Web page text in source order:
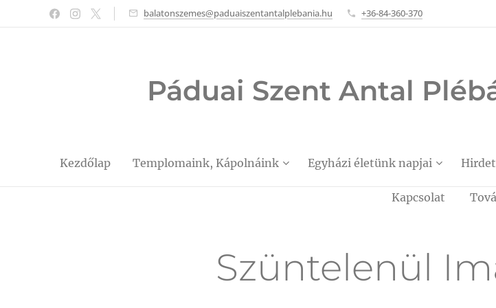
balatonszemes@paduaiszentantalplebania.hu +36-84-360-370
Páduai Szent Antal
Kezdőlap Templomaink, Kápolnáink Egyházi életünk napjai
Kapcsolat
Szüntelenül